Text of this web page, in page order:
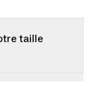
taille